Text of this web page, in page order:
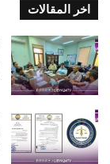
اخر المقالات